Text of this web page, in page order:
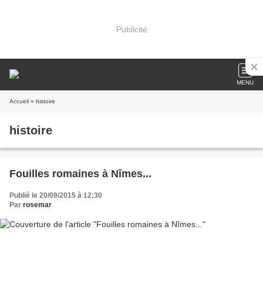
Publicité
MENU
Accueil » histoire
histoire
Fouilles romaines à Nîmes...
Publié le 20/09/2015 à 12:30
Par rosemar